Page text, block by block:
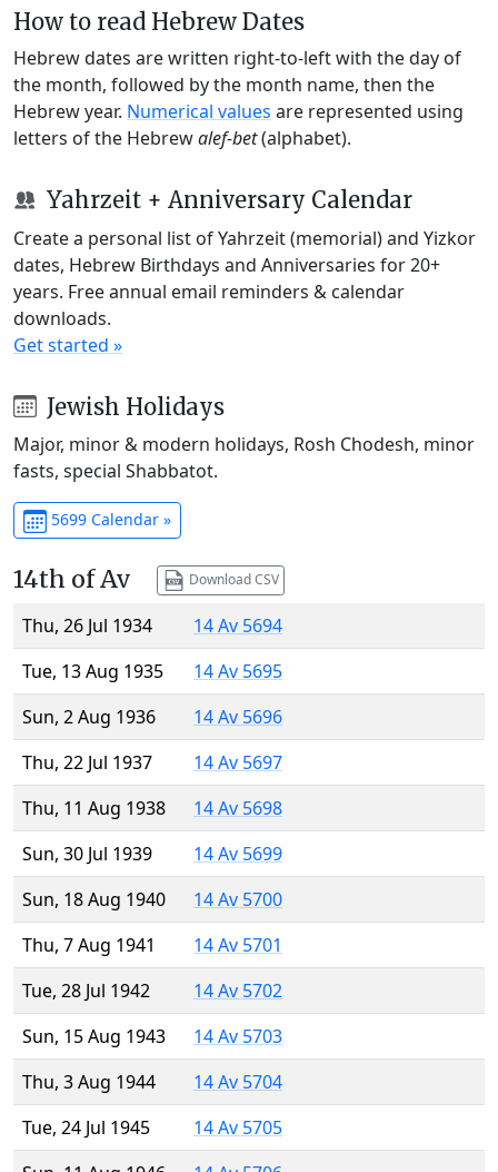
How to read Hebrew Dates
Hebrew dates are written right-to-left with the day of
the month, followed by the month name, then the
Hebrew year. Numerical values are represented using
letters of the Hebrewalef-bet(alphabet).
Yahrzeit + Anniversary Calendar
Create a personal list of Yahrzeit (memorial) and Yizkor
dates, Hebrew Birthdays and Anniversaries for 20+
years. Free annual email reminders & calendar
downloads.
Get started »
Jewish Holidays
Major, minor & modern holidays, Rosh Chodesh, minor
fasts, special Shabbatot.
5699 Calendar »
14th of Av Download CSV
Thu, 26 Jul 1934
14 Av 5694
Tue, 13 Aug 1935
14 Av 5695
Sun, 2 Aug 1936
14 Av 5696
Thu, 22 Jul 1937
14 Av 5697
Thu, 11 Aug 1938
14 Av 5698
Sun, 30 Jul 1939
14 Av 5699
Sun, 18 Aug 1940
14 Av 5700
Thu, 7 Aug 1941
14 Av 5701
Tue, 28 Jul 1942
14 Av 5702
Sun, 15 Aug 1943
14 Av 5703
Thu, 3 Aug 1944
14 Av 5704
Tue, 24 Jul 1945
14 Av 5705